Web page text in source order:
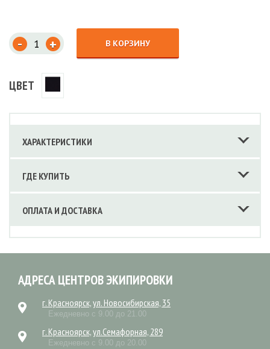
- + В КОРЗИНУ
ЦВЕТ
ХАРАКТЕРИСТИКИ
ГДЕ КУПИТЬ
ОПЛАТА И ДОСТАВКА
АДРЕСА ЦЕНТРОВ ЭКИПИРОВКИ
г. Красноярск, ул. Новосибирская, 35
Ежедневно с 9.00 до 21.00
г. Красноярск, ул.Семафорная, 289
Ежедневно с 9.00 до 20.00